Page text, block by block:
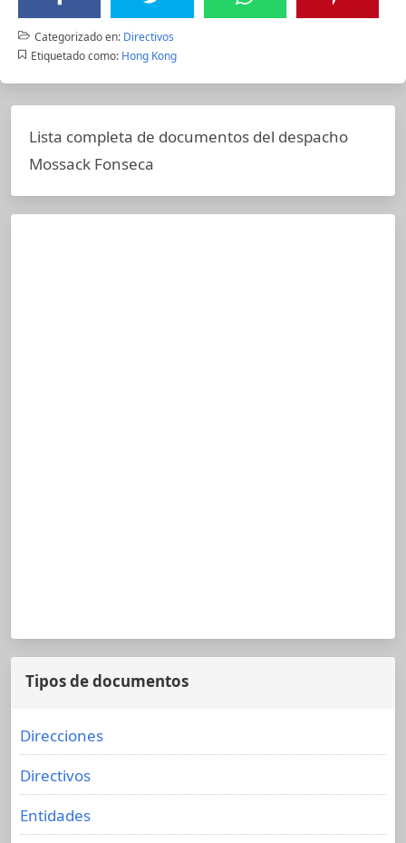
Categorizado en: Directivos
Etiquetado como: Hong Kong
Lista completa de documentos del despacho
Mossack Fonseca
Tipos de documentos
Direcciones
Directivos
Entidades